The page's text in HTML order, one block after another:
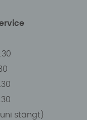
juni stängt)